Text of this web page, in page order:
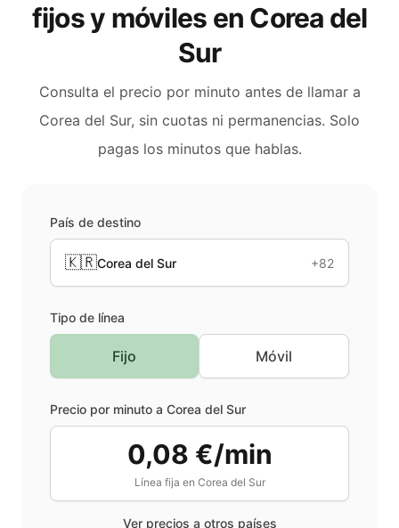
fijos y móviles en Corea del
Sur
Consulta el precio por minuto antes de llamar a
Corea del Sur, sin cuotas ni permanencias. Solo
pagas los minutos que hablas.
País de destino
🇰🇷Corea del Sur +82
Tipo de línea
Fijo Móvil
Precio por minuto a Corea del Sur
0,08 €/min
Línea fija en Corea del Sur
Ver precios a otros países